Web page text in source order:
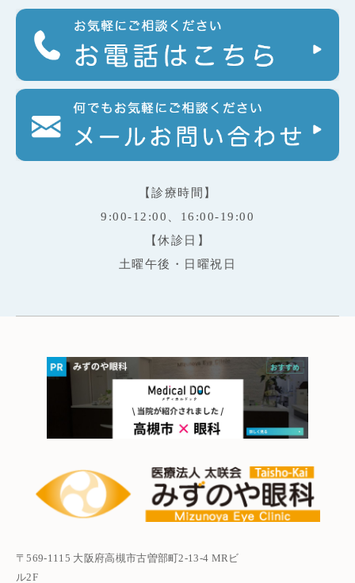
【診療時間】
9:00-12:00、16:00-19:00
【休診日】
土曜午後・日曜祝日
〒569-1115 大阪府高槻市古曽部町2-13-4 MRビ
ル2F